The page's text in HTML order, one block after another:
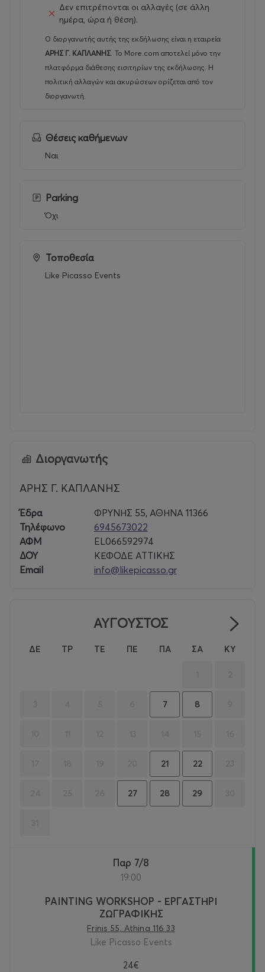
Δεν επιτρέπονται οι αλλαγές (σε άλλη
ημέρα, ώρα ή θέση).
Ο διοργανωτής αυτής της εκδήλωσης είναι η εταιρεία
ΑΡΗΣ Γ. ΚΑΠΛΑΝΗΣ. Το More.com αποτελεί μόνο την
πλατφόρμα διάθεσης εισιτηρίων της εκδήλωσης. Η
πολιτική αλλαγών και ακυρώσεων ορίζεται από τον
διοργανωτή.
Θέσεις καθήμενων
Ναι
Parking
Όχι
Τοποθεσία
Like Picasso Events
Διοργανωτής
ΑΡΗΣ Γ. ΚΑΠΛΑΝΗΣ
Έδρα
ΦΡΥΝΗΣ 55, ΑΘΗΝΑ 11366
Τηλέφωνο
6945673022
ΑΦΜ
EL066592974
ΔΟΥ
ΚΕΦΟΔΕ ΑΤΤΙΚΗΣ
Email
info@likepicasso.gr
ΑΥΓΟΥΣΤΟΣ
ΔΕ ΤΡ ΤΕ ΠΕ ΠΑ ΣΑ ΚΥ
7 8
21 22
27 28 29
Παρ 7/8
19:00
PAINTING WORKSHOP - ΕΡΓΑΣΤΗΡΙ
ΖΩΓΡΑΦΙΚΗΣ
Frinis 55, Athina 116 33
Like Picasso Events
24€